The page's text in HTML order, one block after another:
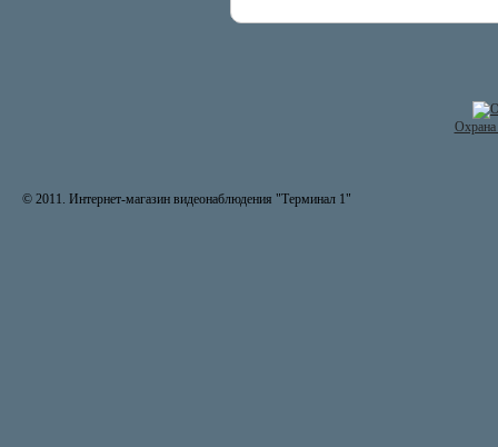
© 2011. Интернет-магазин видеонаблюдения "Терминал 1"